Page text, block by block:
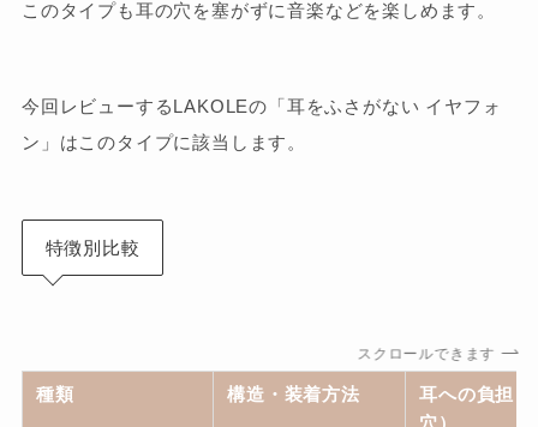
このタイプも耳の穴を塞がずに音楽などを楽しめます。
今回レビューするLAKOLEの「耳をふさがない イヤフォ
ン」はこのタイプに該当します。
特徴別比較
スクロールできます
種類 構造・装着方法
耳への負担（
穴）